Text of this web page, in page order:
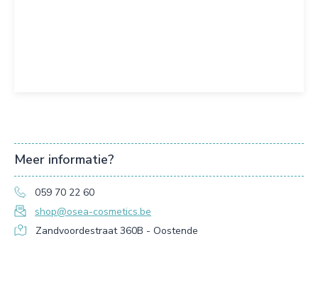
Meer informatie?
059 70 22 60
shop@osea-cosmetics.be
Zandvoordestraat 360B - Oostende